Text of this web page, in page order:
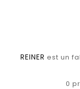
REINER est un
0